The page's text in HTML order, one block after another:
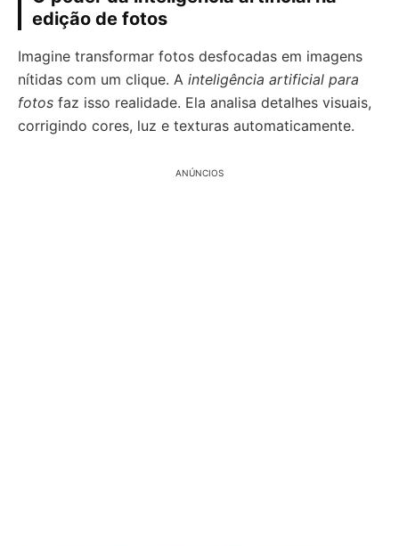
edição de fotos
Imagine transformar fotos desfocadas em imagens
nítidas com um clique. A inteligência artificial para
fotos faz isso realidade. Ela analisa detalhes visuais,
corrigindo cores, luz e texturas automaticamente.
ANÚNCIOS